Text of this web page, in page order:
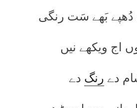
دُھپے بَھے سَت رنگی
اج ویکھے نیں
دے رنگ دے